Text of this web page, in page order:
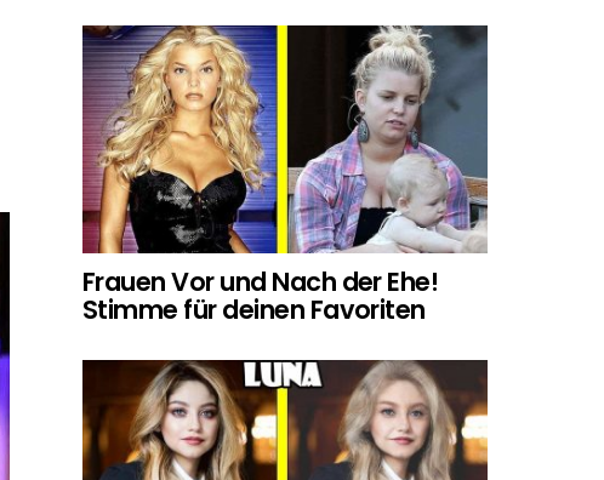
Frauen Vor und Nach der Ehe!
Stimme für deinen Favoriten